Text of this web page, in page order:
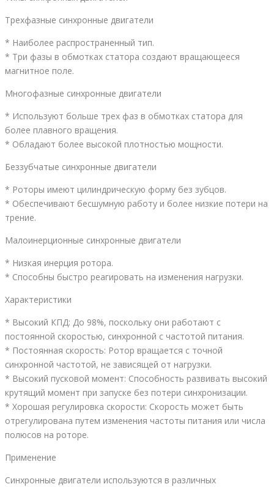
Трехфазные синхронные двигатели
* Наиболее распространенный тип.
* Три фазы в обмотках статора создают вращающееся
магнитное поле.
Многофазные синхронные двигатели
* Используют больше трех фаз в обмотках статора для
более плавного вращения.
* Обладают более высокой плотностью мощности.
Беззубчатые синхронные двигатели
* Роторы имеют цилиндрическую форму без зубцов.
* Обеспечивают бесшумную работу и более низкие потери на
трение.
Малоинерционные синхронные двигатели
* Низкая инерция ротора.
* Способны быстро реагировать на изменения нагрузки.
Характеристики
* Высокий КПД: До 98%, поскольку они работают с
постоянной скоростью, синхронной с частотой питания.
* Постоянная скорость: Ротор вращается с точной
синхронной частотой, не зависящей от нагрузки.
* Высокий пусковой момент: Способность развивать высокий
крутящий момент при запуске без потери синхронизации.
* Хорошая регулировка скорости: Скорость может быть
отрегулирована путем изменения частоты питания или числа
полюсов на роторе.
Применение
Синхронные двигатели используются в различных